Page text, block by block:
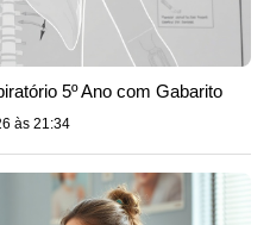
5º Ano com Gabarito
às 21:34